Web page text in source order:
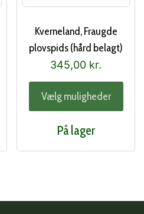
Kverneland, Fraugde
plovspids (hård belagt)
345,00 kr.
Vælg muligheder
På lager